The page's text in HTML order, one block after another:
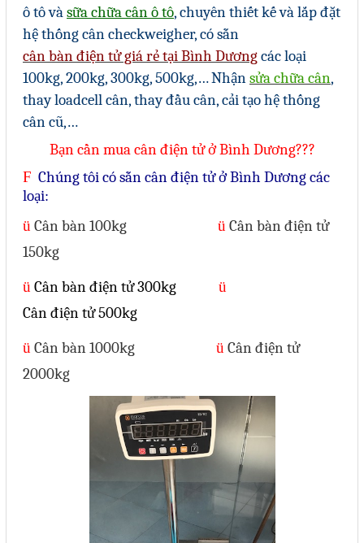
ô tô vàsữa chữa cân ô tô, chuyên thiết kế và lắp đặt
hệ thống cân checkweigher, có sẵn
cân bàn điện tử giá rẻ tại Bình Dươngcác loại
100kg, 200kg, 300kg, 500kg,… Nhậnsửa chữa cân,
thay loadcell cân, thay đầu cân, cải tạo hệ thống
cân cũ,…
Bạn cần mua cân điện tử ở Bình Dương???
F Chúng tôi có sẵn cân điện tử ở Bình Dương các
loại:
ü Cân bàn 100kg ü Cân bàn điện tử
150kg
ü Cân bàn điện tử 300kg ü
Cân điện tử 500kg
ü Cân bàn 1000kg ü Cân điện tử
2000kg
Thiết bị cảnh báo
Thiết bị đo lường - Cảm biến
Bộ điều khiển nhiệt độ
Bộ đếm - Bộ hẹn giờ
Đồng hồ đo đa năng
Phụ kiện lắp tủ điện
Giới thiệu
Dịch vụ
Thiết kế phần mềm giám sát
và quản lý
Thiết kế tủ điện công nghiệp
Sửa chữa biến tần
Sửa chữa màn hình HMI
Sửa Bộ điều khiển Servo, Bộ